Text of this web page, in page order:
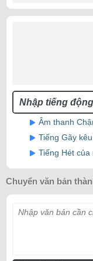
Âm thanh
Tiếng Gãy
Tiếng Hét
Chuyển văn bản
Nhập văn bản cần